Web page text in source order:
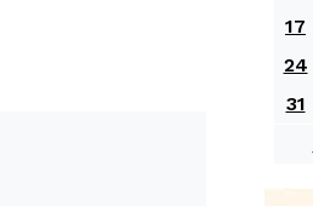
17
24
31